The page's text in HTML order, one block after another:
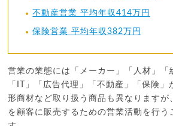
不動産営業 平均年収414万円
保険営業 平均年収382万円
営業の業態には「メーカー」「人材」「
「IT」「広告代理」「不動産」「保険
形商材など取り扱う商品も異なりますが
を顧客に販売するための営業活動を行う